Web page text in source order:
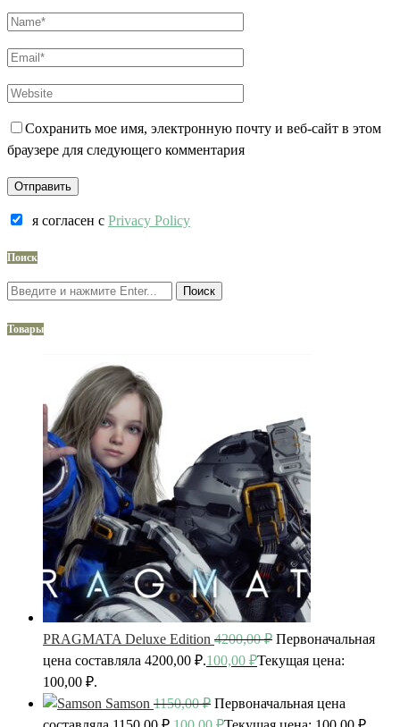
Сохранить мое имя, электронную почту и веб-сайт в этом
браузере для следующего комментария
я согласен c Privacy Policy
Поиск
Поиск
Товары
PRAGMATA Deluxe Edition 4200,00₽ Первоначальная
цена составляла 4200,00 ₽.100,00 ₽Текущая цена:
100,00 ₽.
Samson 1150,00₽ Первоначальная цена